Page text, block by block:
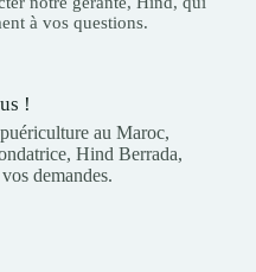
à vos questions.
!
au Maroc,
Hind Berrada,
demandes.